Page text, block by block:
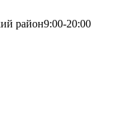
район9:00-20:00